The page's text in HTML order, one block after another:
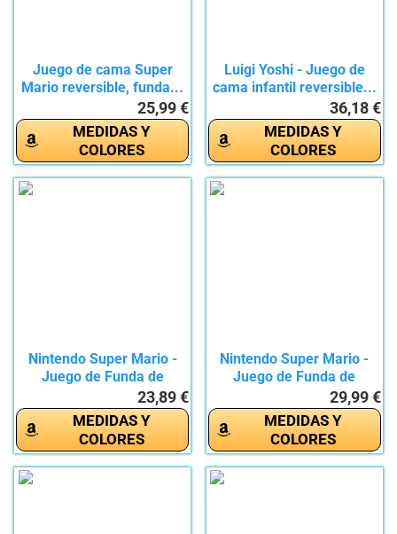
Juego de cama Super
Mario reversible, funda...
25,99 €
MEDIDAS Y
COLORES
Luigi Yoshi - Juego de
cama infantil reversible...
36,18 €
MEDIDAS Y
COLORES
Nintendo Super Mario -
Juego de Funda de
23,89 €
MEDIDAS Y
COLORES
Nintendo Super Mario -
Juego de Funda de
29,99 €
MEDIDAS Y
COLORES